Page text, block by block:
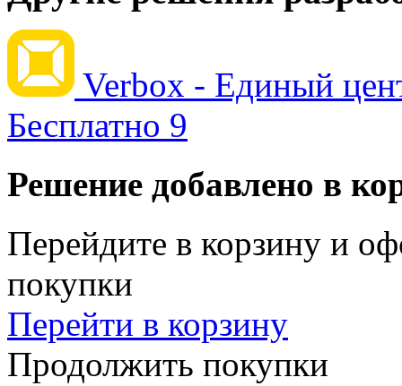
Verbox - Единый
Бесплатно 9
Решение добавлено в
Перейдите в корзину и
покупки
Перейти в корзину
Продолжить покупки